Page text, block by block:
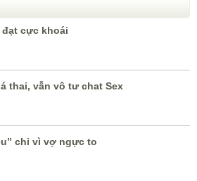
cực khoái
thai, vẫn vô tư chat Sex
chỉ vì vợ ngực to